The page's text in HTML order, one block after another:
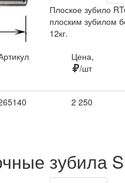
Плоское зубило
плоским зубилом
12кг.
Цена,
/шт
Цена,
/шт
2 250
зубила